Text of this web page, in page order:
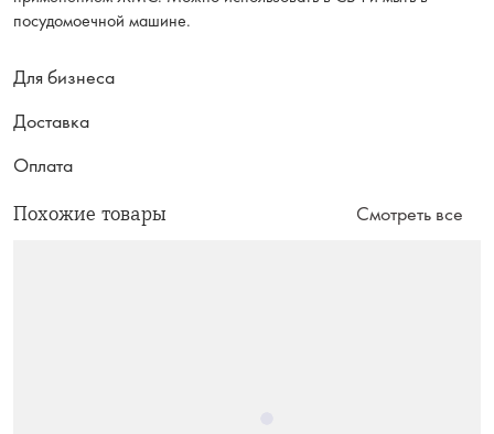
посудомоечной машине.
Для бизнеса
Доставка
Оплата
Похожие товары Смотреть все